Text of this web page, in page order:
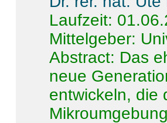
Laufzeit:
Mittelgeber:
Abstract: Das
neue
entwickeln, die